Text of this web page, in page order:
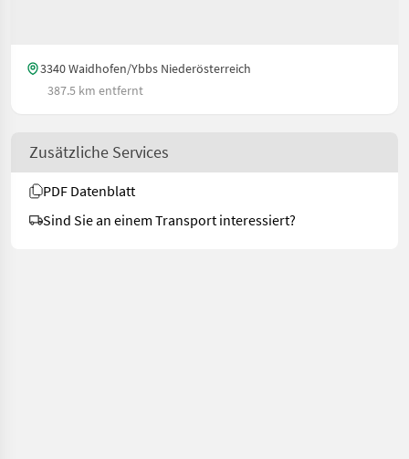
3340 Waidhofen/Ybbs Niederösterreich
387.5 km entfernt
Zusätzliche Services
PDF Datenblatt
Sind Sie an einem Transport interessiert?